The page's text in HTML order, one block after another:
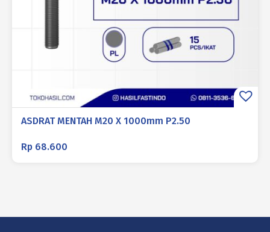
ASDRAT MENTAH M20 X 1000mm P2.50
Rp 68.600